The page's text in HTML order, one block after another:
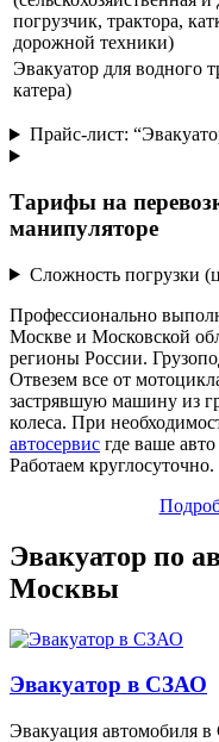
погрузчик, трактора,
дорожной техники)
Эвакуатор для водного
катера)
Прайс-лист:
Тарифы на
манипуляторе
Сложность погрузки
Профессионально
Москве и Московской
регионы России.
Отвезем все от
застрявшую машину из
колеса. При
автосервис где ваше
Работаем круглосуточно.
Эвакуатор по
Москвы
Эвакуатор в СЗАО
Эвакуация автомобиля